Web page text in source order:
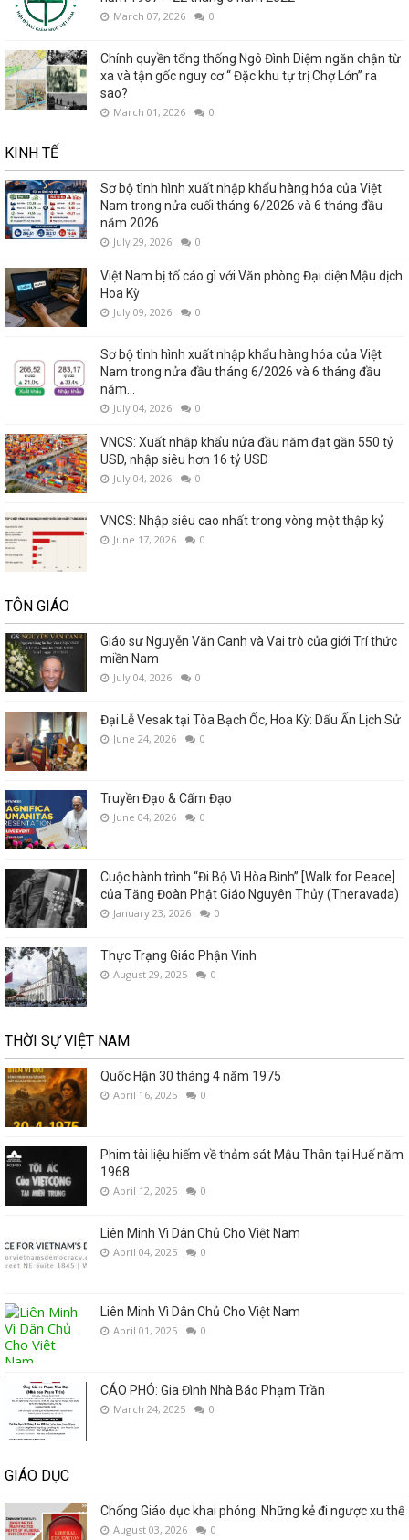
March 07, 2026 0
Chính quyền tổng thống Ngô Đình Diệm ngăn chận từ
xa và tận gốc nguy cơ “ Đặc khu tự trị Chợ Lớn” ra
sao?
March 01, 2026 0
KINH TẾ
Sơ bộ tình hình xuất nhập khẩu hàng hóa của Việt
Nam trong nửa cuối tháng 6/2026 và 6 tháng đầu
năm 2026
July 29, 2026 0
Việt Nam bị tố cáo gì với Văn phòng Đại diện Mậu dịch
Hoa Kỳ
July 09, 2026 0
Sơ bộ tình hình xuất nhập khẩu hàng hóa của Việt
Nam trong nửa đầu tháng 6/2026 và 6 tháng đầu
năm...
July 04, 2026 0
VNCS: Xuất nhập khẩu nửa đầu năm đạt gần 550 tỷ
USD, nhập siêu hơn 16 tỷ USD
July 04, 2026 0
VNCS: Nhập siêu cao nhất trong vòng một thập kỷ
June 17, 2026 0
TÔN GIÁO
Giáo sư Nguyễn Văn Canh và Vai trò của giới Trí thức
miền Nam
July 04, 2026 0
Đại Lễ Vesak tại Tòa Bạch Ốc, Hoa Kỳ: Dấu Ấn Lịch Sử
June 24, 2026 0
Truyền Đạo & Cấm Đạo
June 04, 2026 0
Cuộc hành trình “Đi Bộ Vì Hòa Bình” [Walk for Peace]
của Tăng Đoàn Phật Giáo Nguyên Thủy (Theravada)
January 23, 2026 0
Thực Trạng Giáo Phận Vinh
August 29, 2025 0
THỜI SỰ VIỆT NAM
Quốc Hận 30 tháng 4 năm 1975
April 16, 2025 0
Phim tài liệu hiếm về thảm sát Mậu Thân tại Huế năm
1968
April 12, 2025 0
Liên Minh Vì Dân Chủ Cho Việt Nam
April 04, 2025 0
Liên Minh Vì Dân Chủ Cho Việt Nam
April 01, 2025 0
CÁO PHÓ: Gia Đình Nhà Báo Phạm Trần
March 24, 2025 0
GIÁO DỤC
Chống Giáo dục khai phóng: Những kẻ đi ngược xu thế
August 03, 2026 0